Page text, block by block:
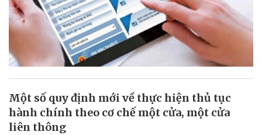
Một số quy định mới về thực hiện thủ tục
hành chính theo cơ chế một cửa, một cửa
liên thông